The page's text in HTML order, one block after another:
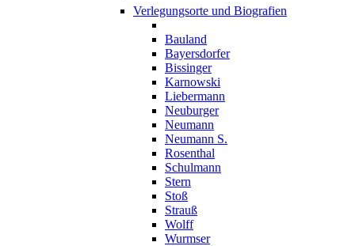
Verlegungsorte und Biografien
Bauland
Bayersdorfer
Bissinger
Karnowski
Liebermann
Neuburger
Neumann
Neumann S.
Rosenthal
Schulmann
Stern
Stoß
Strauß
Wolff
Wurmser